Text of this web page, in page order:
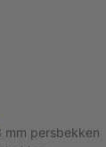
mm persbekken